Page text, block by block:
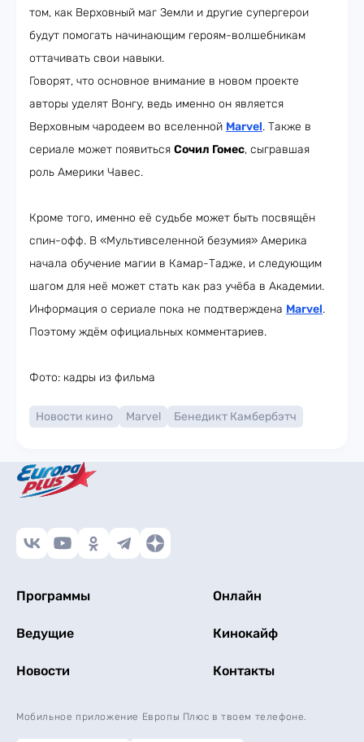
том, как Верховный маг Земли и другие супергерои
будут помогать начинающим героям-волшебникам
оттачивать свои навыки.
Говорят, что основное внимание в новом проекте
авторы уделят Вонгу, ведь именно он является
Верховным чародеем во вселенной Marvel. Также в
сериале может появиться Сочил Гомес, сыгравшая
роль Америки Чавес.
Кроме того, именно её судьбе может быть посвящён
спин-офф. В «Мультивселенной безумия» Америка
начала обучение магии в Камар-Тадже, и следующим
шагом для неё может стать как раз учёба в Академии.
Информация о сериале пока не подтверждена Marvel.
Поэтому ждём официальных комментариев.
Фото: кадры из фильма
Новости кино Marvel Бенедикт Камбербэтч
Программы Онлайн
Ведущие Кинокайф
Новости Контакты
Мобильное приложение Европы Плюс в твоем телефоне.